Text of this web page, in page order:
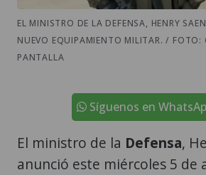
EL MINISTRO DE LA DEFENSA, HENRY
NUEVO EQUIPAMIENTO MILITAR. / FOTO:
PANTALLA
Síguenos en
El ministro de la Defensa,
anunció este miércoles 5 de